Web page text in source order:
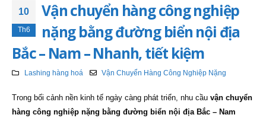
10
Th6
Vận chuyển hàng công nghiệp
nặng bằng đường biển nội địa
Bắc – Nam – Nhanh, tiết kiệm
Lashing hàng hoá Vận Chuyển Hàng Công Nghiệp Nặng
Trong bối cảnh nền kinh tế ngày càng phát triển, nhu cầu vận chuyển
hàng công nghiệp nặng bằng đường biển nội địa Bắc – Nam